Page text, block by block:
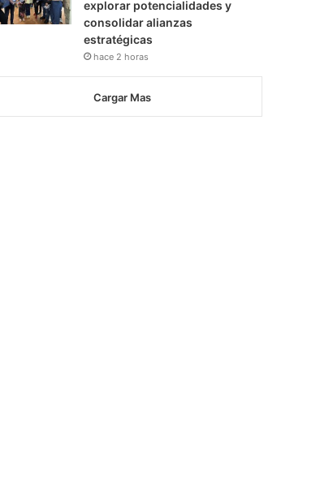
explorar potencialidades y
consolidar alianzas
estratégicas
hace 2 horas
Cargar Mas